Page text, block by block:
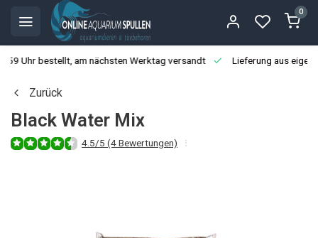
0
Uhr bestellt, am nächsten Werktag versandt Lieferung aus
Zurück
Black Water Mix
4.5/5 (4 Bewertungen)